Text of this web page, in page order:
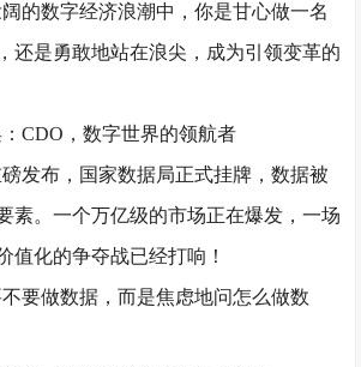
的数字经济浪潮中，你是甘心做一名
还是勇敢地站在浪尖，成为引领变革的
CDO，数字世界的领航者
发布，国家数据局正式挂牌，数据被
素。一个万亿级的市场正在爆发，一场
值化的争夺战已经打响！
要做数据，而是焦虑地问怎么做数